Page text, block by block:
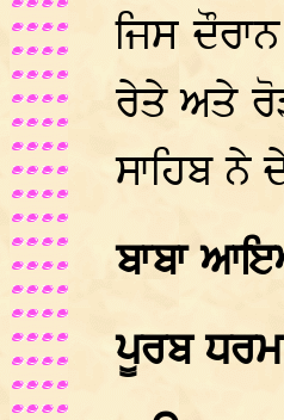
ਜਿਸ
ਰੇਤੇ ਅਤੇ
ਸਾਹਿਬ ਨੇ
ਬਾਬਾ
ਪੂਰਬ